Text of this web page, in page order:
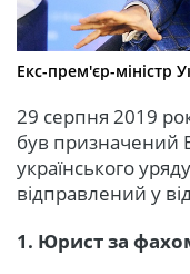
Екс-прем'єр-міністр
29 серпня 2019
був призначений
українського
відправлений у
1. Юрист за